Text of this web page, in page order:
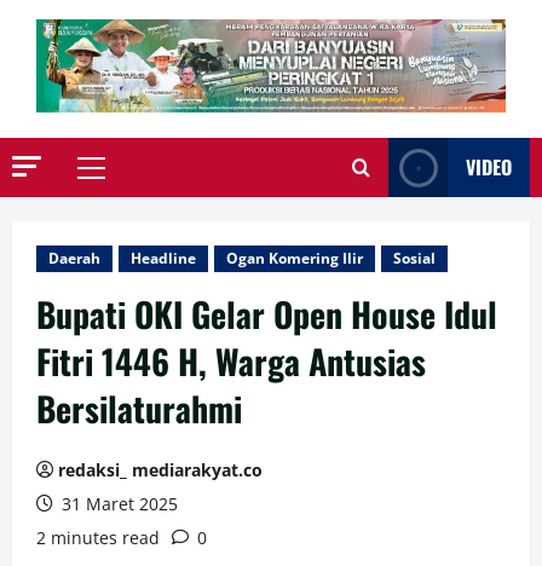
Primary
VIDEO
Daerah Headline Ogan Komering Ilir Sosial
Bupati OKI Gelar Open House Idul
Fitri 1446 H, Warga Antusias
Bersilaturahmi
redaksi_ mediarakyat.co
31 Maret 2025
2 minutes read
0